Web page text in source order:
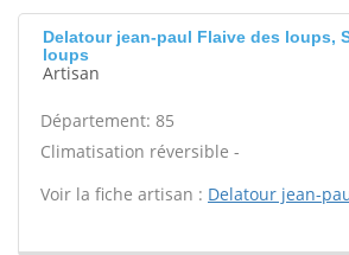
Delatour jean-paul Flaive des loups,
loups
Artisan
Département: 85
Climatisation réversible -
Voir la fiche artisan : Delatour jean-